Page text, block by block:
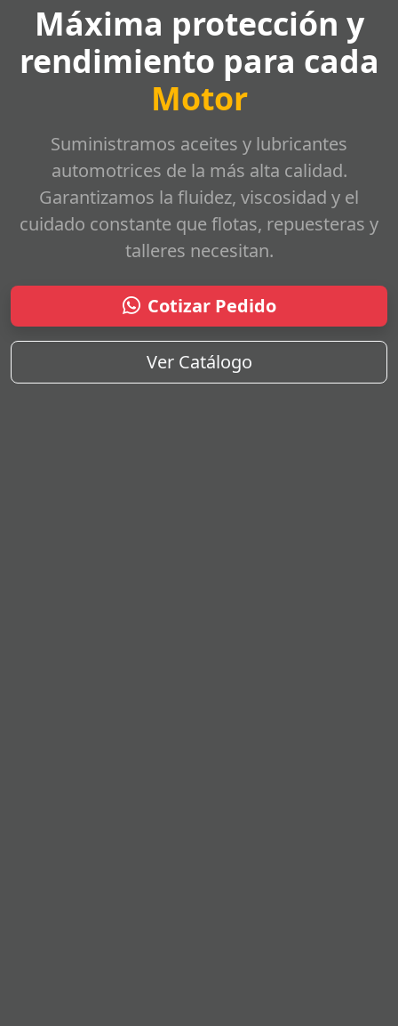
Máxima protección y
rendimiento para cada
Motor
Suministramos aceites y lubricantes
automotrices de la más alta calidad.
Garantizamos la fluidez, viscosidad y el
cuidado constante que flotas, repuesteras y
talleres necesitan.
Cotizar Pedido
Ver Catálogo